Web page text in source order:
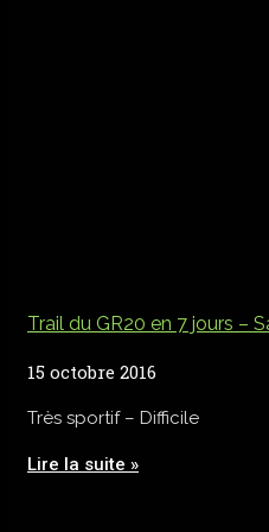
Trail du GR20 en 7 jours –
15 octobre 2016
Très sportif – Difficile
Lire la suite »